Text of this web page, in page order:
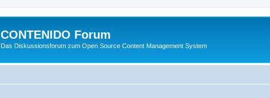
CONTENIDO Forum
Das Diskussionsforum zum Open Source Content Management System